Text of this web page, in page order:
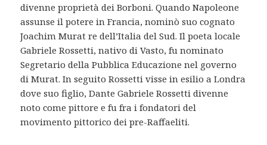
divenne proprietà dei Borboni. Quando Napoleone
assunse il potere in Francia, nominò suo cognato
Joachim Murat re dell’Italia del Sud. Il poeta locale
Gabriele Rossetti, nativo di Vasto, fu nominato
Segretario della Pubblica Educazione nel governo
di Murat. In seguito Rossetti visse in esilio a Londra
dove suo figlio, Dante Gabriele Rossetti divenne
noto come pittore e fu fra i fondatori del
movimento pittorico dei pre-Raffaeliti.